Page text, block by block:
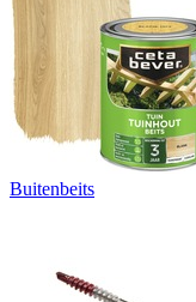
Buitenbeits